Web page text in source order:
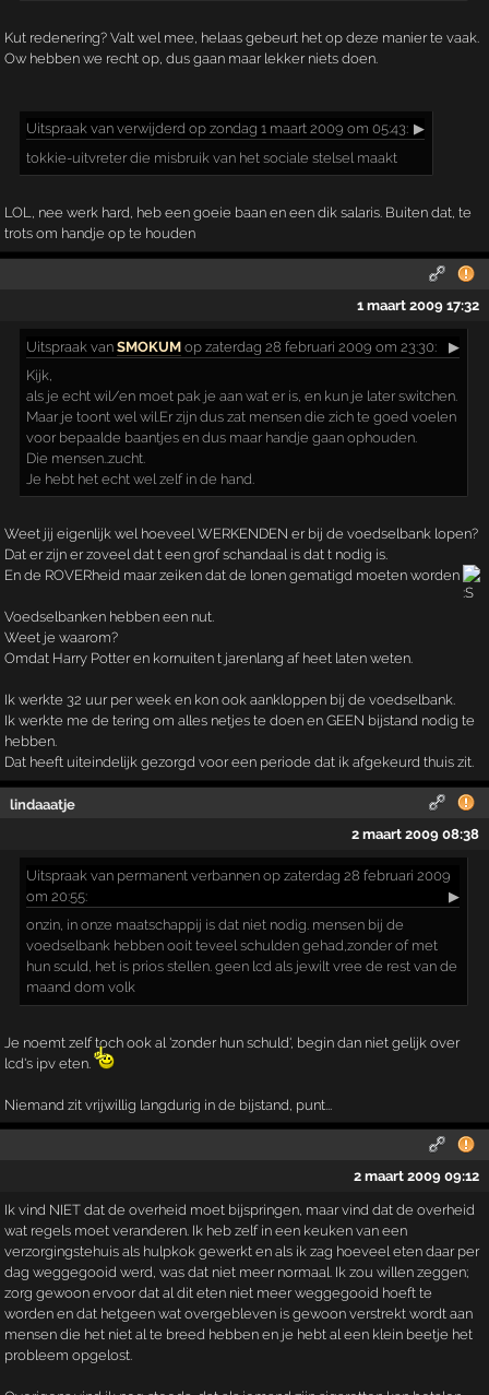
Kut redenering? Valt wel mee, helaas gebeurt het op deze manier te vaak.
Ow hebben we recht op, dus gaan maar lekker niets doen.
Uitspraak van verwijderd op zondag 1 maart 2009 om 05:43: ▶
tokkie-uitvreter die misbruik van het sociale stelsel maakt
LOL, nee werk hard, heb een goeie baan en een dik salaris. Buiten dat, te
trots om handje op te houden
1 maart 2009 17:32
Uitspraak vanSMOKUM op zaterdag 28 februari 2009 om 23:30:
▶
Kijk,
als je echt wil/en moet pak je aan wat er is, en kun je later switchen.
Maar je toont wel wil.Er zijn dus zat mensen die zich te goed voelen
voor bepaalde baantjes en dus maar handje gaan ophouden.
Die mensen..zucht.
Je hebt het echt wel zelf in de hand.
Weet jij eigenlijk wel hoeveel WERKENDEN er bij de voedselbank lopen?
Dat er zijn er zoveel dat t een grof schandaal is dat t nodig is.
En de ROVERheid maar zeiken dat de lonen gematigd moeten worden
Voedselbanken hebben een nut.
Weet je waarom?
Omdat Harry Potter en kornuiten t jarenlang af heet laten weten.
Ik werkte 32 uur per week en kon ook aankloppen bij de voedselbank.
Ik werkte me de tering om alles netjes te doen en GEEN bijstand nodig te
hebben.
Dat heeft uiteindelijk gezorgd voor een periode dat ik afgekeurd thuis zit.
lindaaatje
2 maart 2009 08:38
Uitspraak van permanent verbannen op zaterdag 28 februari 2009
om 20:55:
▶
onzin, in onze maatschappij is dat niet nodig. mensen bij de
voedselbank hebben ooit teveel schulden gehad,zonder of met
hun sculd, het is prios stellen. geen lcd als jewilt vree de rest van de
maand dom volk
Je noemt zelf toch ook al 'zonder hun schuld', begin dan niet gelijk over
lcd's ipv eten.
Niemand zit vrijwillig langdurig in de bijstand, punt...
2 maart 2009 09:12
Ik vind NIET dat de overheid moet bijspringen, maar vind dat de overheid
wat regels moet veranderen. Ik heb zelf in een keuken van een
verzorgingstehuis als hulpkok gewerkt en als ik zag hoeveel eten daar per
dag weggegooid werd, was dat niet meer normaal. Ik zou willen zeggen;
zorg gewoon ervoor dat al dit eten niet meer weggegooid hoeft te
worden en dat hetgeen wat overgebleven is gewoon verstrekt wordt aan
mensen die het niet al te breed hebben en je hebt al een klein beetje het
probleem opgelost.